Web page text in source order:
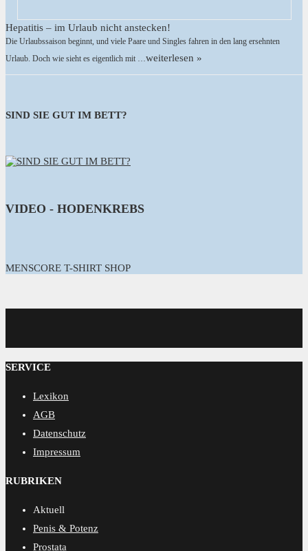
Hepatitis – im Urlaub nicht anstecken!
Die Urlaubssaison beginnt, und viele Paare und Singles fahren in den lang ersehnten
Urlaub. Doch wie sieht es eigentlich mit … weiterlesen »
SIND SIE GUT IM BETT?
VIDEO - HODENKREBS
MENSCORE T-SHIRT SHOP
MENSCORE
SERVICE
Lexikon
AGB
Datenschutz
Impressum
RUBRIKEN
Aktuell
Penis & Potenz
Prostata